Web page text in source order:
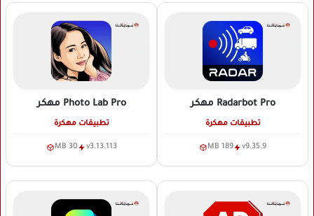
Radarbot Pro مهكر
تطبيقات مهكرة
v9.35.9
189 MB
Photo Lab Pro مهكر
تطبيقات مهكرة
v3.13.113
30 MB